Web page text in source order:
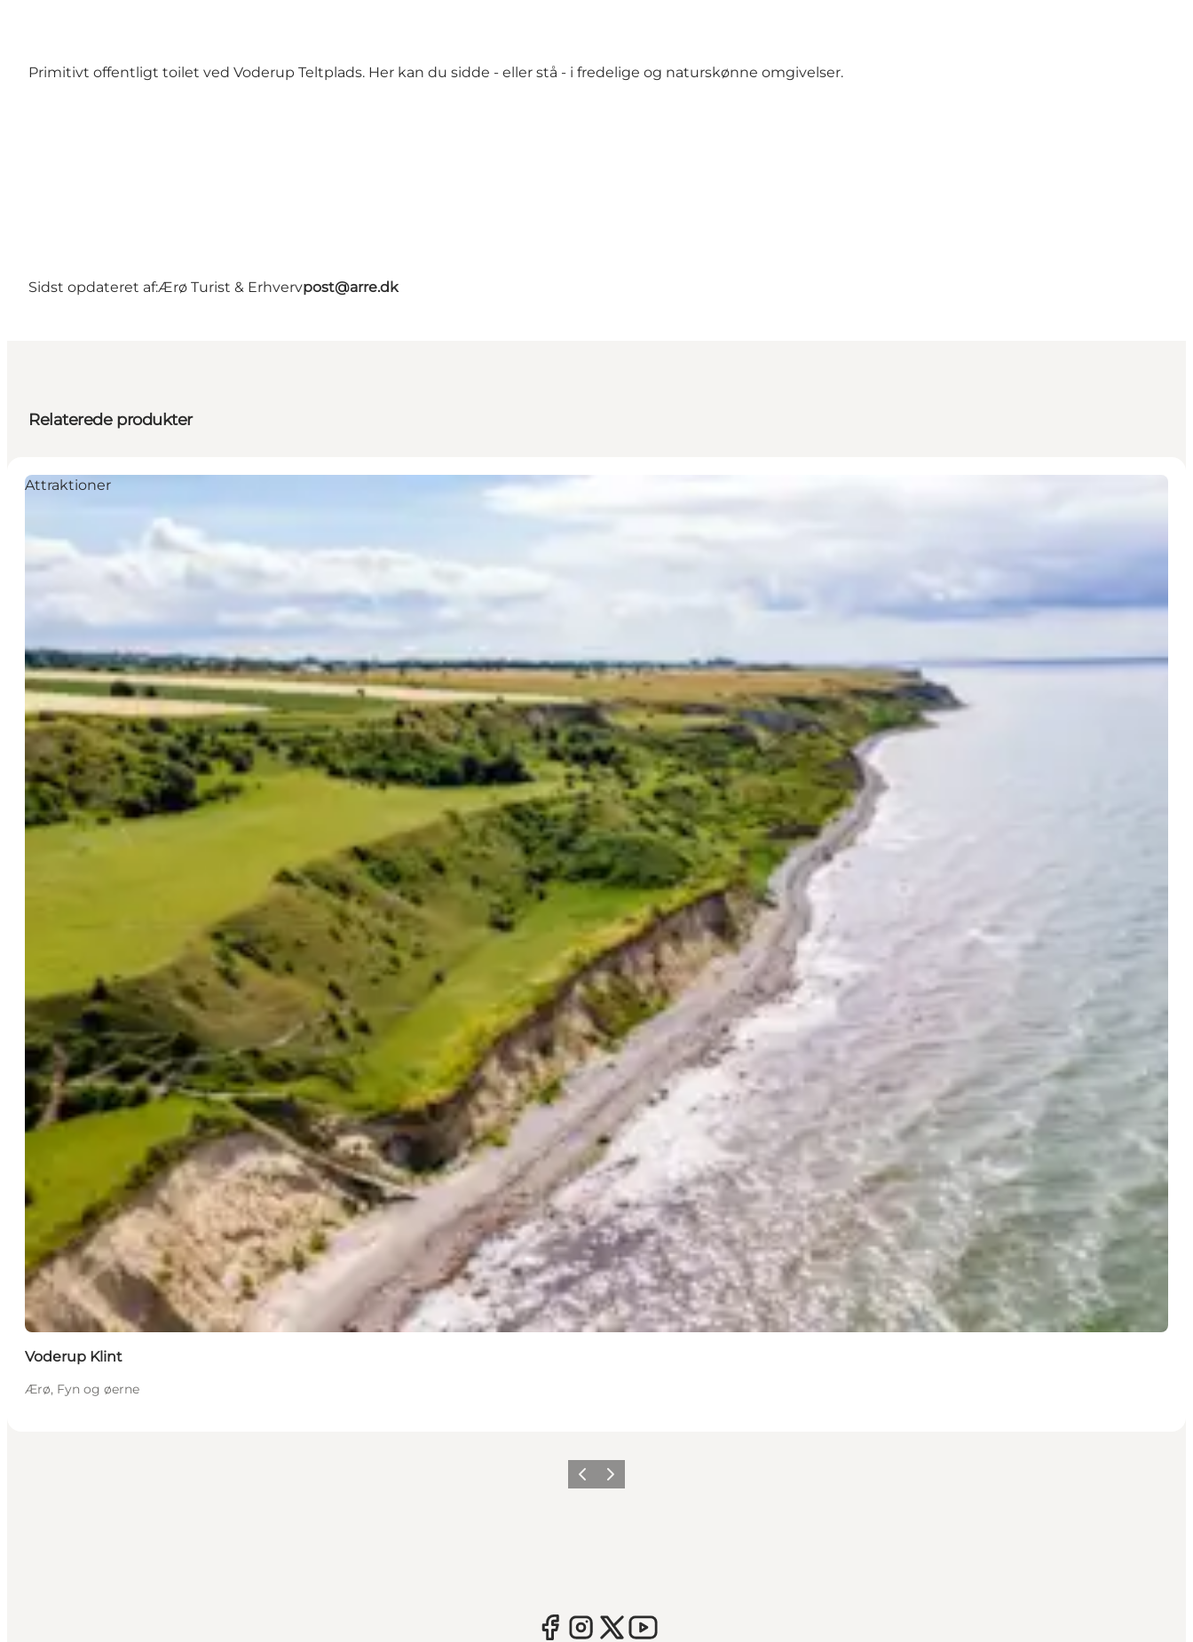
Primitivt offentligt toilet ved Voderup Teltplads. Her kan du sidde - eller stå - i fredelige og naturskønne omgivelser.
Sidst opdateret af:Ærø Turist & Erhvervpost@arre.dk
Relaterede produkter
Attraktioner
Voderup Klint
Ærø, Fyn og øerne
ForrigeNæste